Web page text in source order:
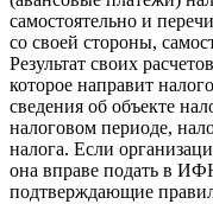
самостоятельно и
со своей стороны,
Результат своих
которое направит
сведения об объекте
налоговом периоде,
налога. Если
она вправе подать в
подтверждающие